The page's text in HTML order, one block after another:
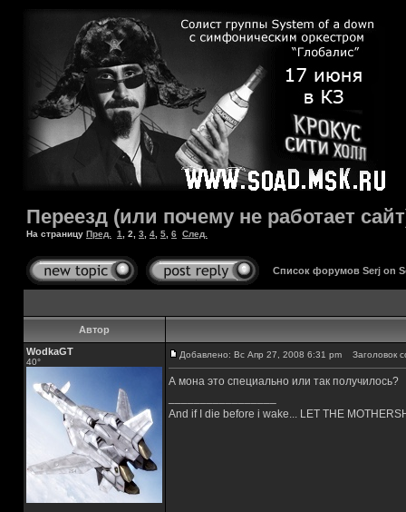
Переезд (или почему не работает
На страницу Пред. 1 2 3 4 5 6 След.
Список форумов Serj on
Автор
WodkaGT
40°
Добавлено: Вс Апр 27, 2008 6:31 pm Заголовок
А мона это специально или так получилось?
And if I die before i wake... LET THE